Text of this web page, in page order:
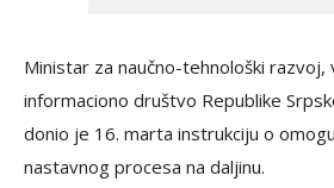
Ministar za naučno-tehnološki
informaciono društvo Republike
donio je 16. marta instrukciju o
nastavnog procesa na daljinu.